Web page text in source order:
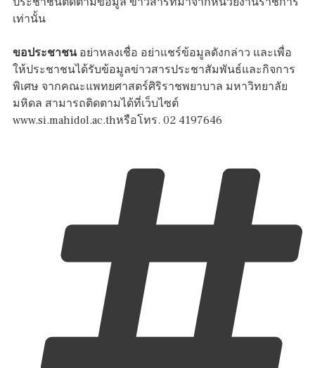
เท่านั้น
ขอประชาชนอย่าหลงเชื่อ อย่าแชร์ข้อมูลดังกล่าว และเพื่อ
ให้ประชาชนได้รับข้อมูลข่าวสารประชาสัมพันธ์และกิจการ
พิเศษ จากคณะแพทยศาสตร์ศิริราชพยาบาล มหาวิทยาลัย
มหิดล สามารถติดตามได้ที่เว็บไซต์
www.si.mahidol.ac.thหรือโทร. 02 4197646